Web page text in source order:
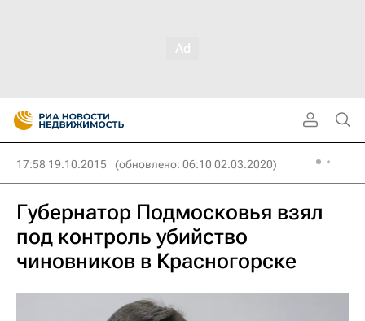
17:58 19.10.2015 (обновлено: 06:10 02.03.2020)
Губернатор Подмосковья взял
под контроль убийство
чиновников в Красногорске